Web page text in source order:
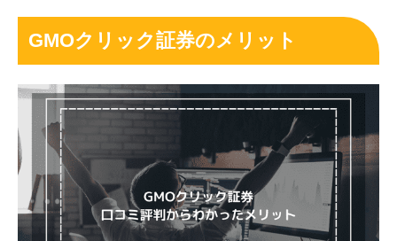
GMOクリック証券のメリット